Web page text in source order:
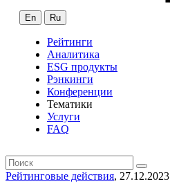
En Ru
Рейтинги
Аналитика
ESG продукты
Рэнкинги
Конференции
Тематики
Услуги
FAQ
Рейтинговые действия, 27.12.2023